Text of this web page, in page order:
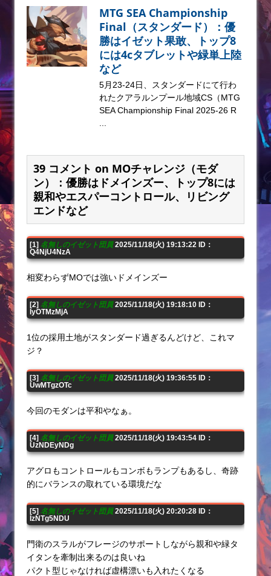
MTG SEA Championship
Final（スタンダード）：優
勝はイゼット果敢、トップ8
には4cタブレットや緑単上陸
など
5月23-24日、スタンダードにて行わ
れたクアラルンプール地域CS（MTG
SEA Championship Final 2025-26 R
39 コメント on MOチャレンジ（モダ
ン）：優勝はドメインズー、トップ8には
親和やエスパーコントロール、リビング
エンドなど
[1] 名無しのイゼット団員2025/11/18(火) 19:13:22 ID：
Q4NjU4NzA
相変わらずMOでは強いドメインズー
[2] 名無しのイゼット団員2025/11/18(火) 19:18:10 ID：
IyOTMzMjA
1位の採用土地がスタンダード過ぎるんどけど、これマ
ジ？
[3] 名無しのイゼット団員2025/11/18(火) 19:36:55 ID：
UwMTgzOTc
今回のモダンは平和やなぁ。
[4] 名無しのイゼット団員2025/11/18(火) 19:43:54 ID：
UzNDEyNDg
アグロもコントロールもコンボもランプもあるし、奇跡
的にバランスの取れている環境だな
[5] 名無しのイゼット団員2025/11/18(火) 20:20:28 ID：
IzNTg5NDU
門衛のスラルがフレージのサポートしながら親和や緑タ
イタンを牽制出来るのは良いね
パクト型じゃなければ虚構漂いも入れたくなる